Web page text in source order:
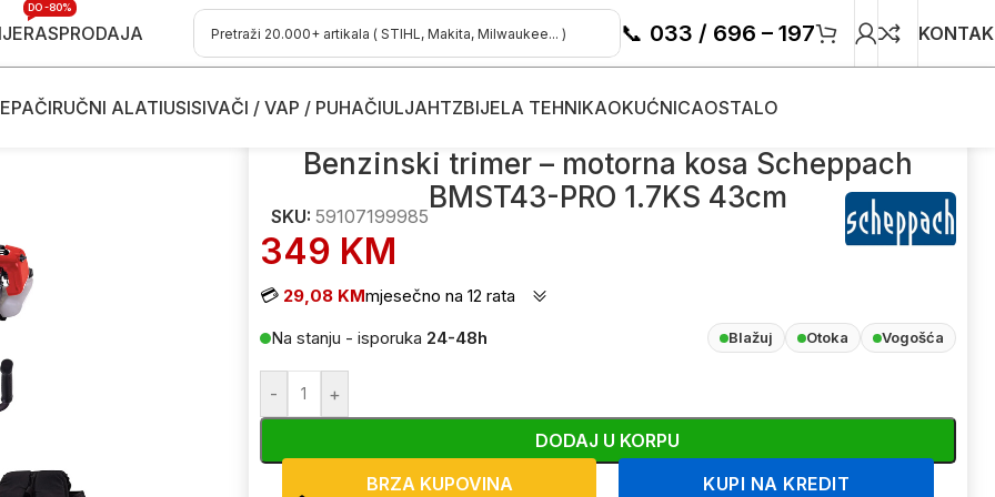
RASPRODAJA
DO -80%
📞 033 / 696 – 197
RUČNI ALATIUSISIVAČI / VAP / PUHAČIULJAHTZBIJELA TEHNIKAOKUĆNICAOSTALO
kose Benzinski trimeri - motorne kose Benzinski trimer – motorna kosa Scheppach BMST43-PRO 1.7KS 43cm
Benzinski trimer – motorna kosa Scheppach
BMST43-PRO 1.7KS 43cm
SKU: 59107199985
349 KM
💳 29,08 KMmjesečno na 12 rata
Na stanju - isporuka 24-48h Blažuj Otoka Vogošća
- +
DODAJ U KORPU
BRZA KUPOVINA
KUPI NA KREDIT